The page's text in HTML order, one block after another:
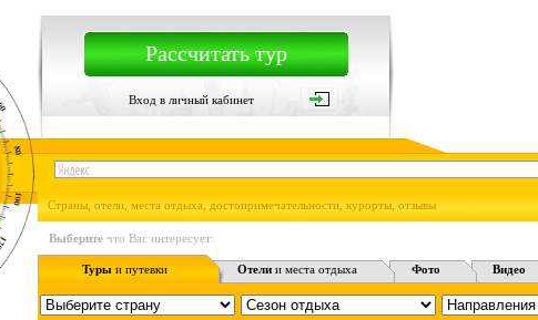
Рассчитать тур
Вход в личный кабинет
Страны, отели, места отдыха, достопримечательности, курорты, отзывы
Выберите что Вас интересует:
Турыи путевки Отели и места отдыха Фото Видео